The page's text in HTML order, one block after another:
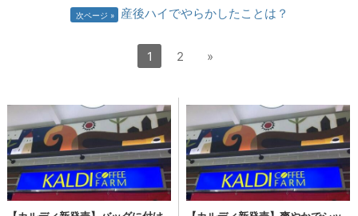
次ページ 産後ハイでやらかしたことは？
1 2 »